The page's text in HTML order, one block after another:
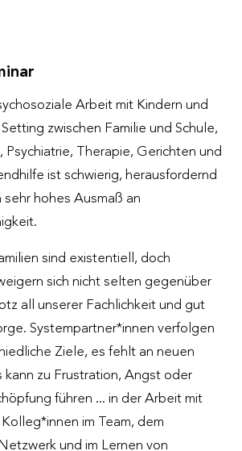
Arbeit mit Kindern und
zwischen Familie und Schule,
Psychiatrie, Therapie, Gerichten und
ist schwierig, herausfordernd
hohes Ausmaß an
sind existentiell, doch
sich nicht selten gegenüber
all unserer Fachlichkeit und gut
Systempartner*innen verfolgen
Ziele, es fehlt an neuen
kann zu Frustration, Angst oder
führen ... in der Arbeit mit
im Team, dem
und im Lernen von